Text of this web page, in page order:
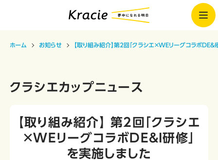
ホーム お知らせ 【取り組み紹介】第2回「クラシエ×WEリーグコラボDE&I
クラシエカップニュース
【取り組み紹介】 第2回「クラシエ
×WEリーグコラボDE&I研修」
を実施しました